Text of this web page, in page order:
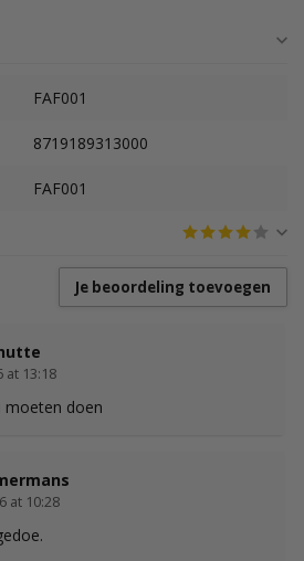
FAF001
8719189313000
FAF001
Je beoordeling toevoegen
at 13:18
moeten doen
at 10:28